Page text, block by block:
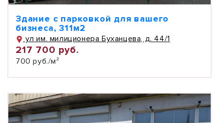
Здание с парковкой для вашего
бизнеса, 311м2
ул им. милиционера Буханцева, д. 44/1
217 700 руб.
700 руб./м²